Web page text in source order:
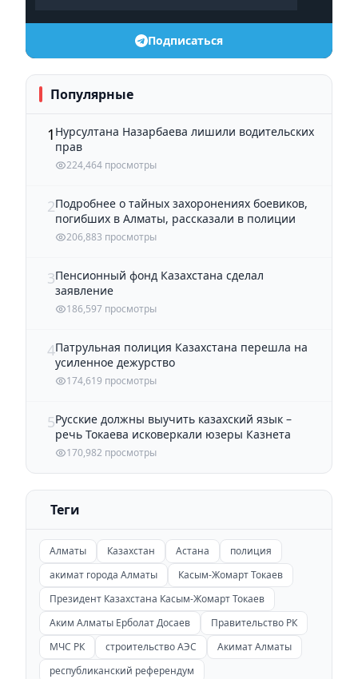
Подписаться
Популярные
1 Нурсултана Назарбаева лишили водительских
прав
224,464 просмотры
2Подробнее о тайных захоронениях боевиков,
погибших в Алматы, рассказали в полиции
206,883 просмотры
3Пенсионный фонд Казахстана сделал
заявление
186,597 просмотры
4Патрульная полиция Казахстана перешла на
усиленное дежурство
174,619 просмотры
5Русские должны выучить казахский язык –
речь Токаева исковеркали юзеры Казнета
170,982 просмотры
Теги
Алматы Казахстан Астана
полиция
акимат города Алматы
Касым-Жомарт Токаев
Президент Казахстана Касым-Жомарт Токаев
Аким Алматы Ерболат Досаев
Правительство РК
МЧС РК
строительство АЭС
Акимат Алматы
республиканский референдум